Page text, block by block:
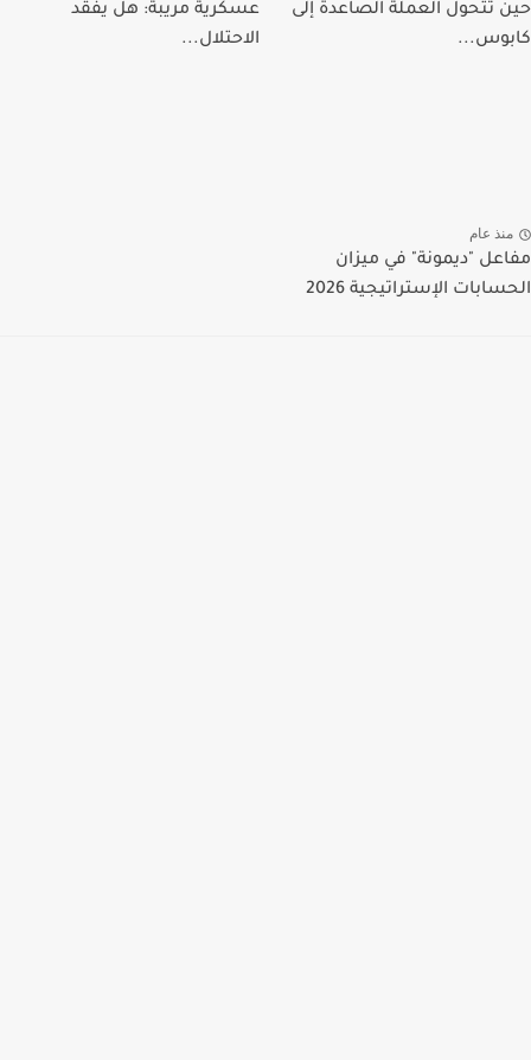
حين تتحول العملة الصاعدة إلى
كابوس...
عسكرية مريبة: هل يفقد
الاحتلال...
منذ عام
مفاعل "ديمونة" في ميزان
الحسابات الإستراتيجية 2026